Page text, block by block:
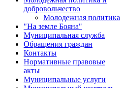
добровольчество
Молодежная политика
"На земле Бояна"
Муниципальная служба
Обращения граждан
Контакты
Нормативные правовые
акты
Муниципальные услуги